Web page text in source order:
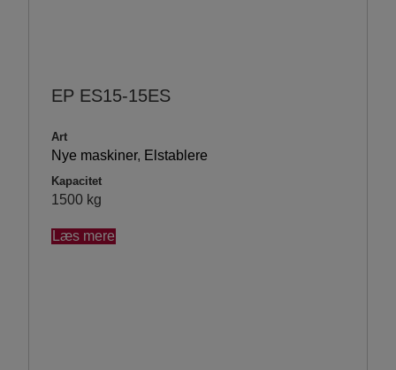
EP ES15-15ES
Art
Nye maskiner, Elstablere
Kapacitet
1500 kg
Læs mere